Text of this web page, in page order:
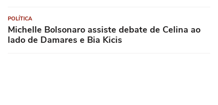
POLÍTICA
Michelle Bolsonaro assiste debate de Celina ao
lado de Damares e Bia Kicis